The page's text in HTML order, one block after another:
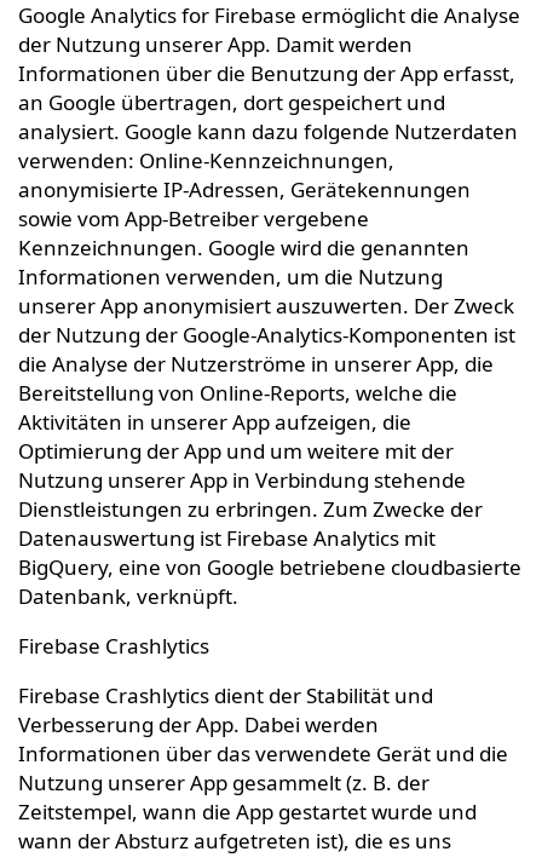
Google Analytics for Firebase ermöglicht die Analyse
der Nutzung unserer App. Damit werden
Informationen über die Benutzung der App erfasst,
an Google übertragen, dort gespeichert und
analysiert. Google kann dazu folgende Nutzerdaten
verwenden: Online-Kennzeichnungen,
anonymisierte IP-Adressen, Gerätekennungen
sowie vom App-Betreiber vergebene
Kennzeichnungen. Google wird die genannten
Informationen verwenden, um die Nutzung
unserer App anonymisiert auszuwerten. Der Zweck
der Nutzung der Google-Analytics-Komponenten ist
die Analyse der Nutzerströme in unserer App, die
Bereitstellung von Online-Reports, welche die
Aktivitäten in unserer App aufzeigen, die
Optimierung der App und um weitere mit der
Nutzung unserer App in Verbindung stehende
Dienstleistungen zu erbringen. Zum Zwecke der
Datenauswertung ist Firebase Analytics mit
BigQuery, eine von Google betriebene cloudbasierte
Datenbank, verknüpft.
Firebase Crashlytics
Firebase Crashlytics dient der Stabilität und
Verbesserung der App. Dabei werden
Informationen über das verwendete Gerät und die
Nutzung unserer App gesammelt (z. B. der
Zeitstempel, wann die App gestartet wurde und
wann der Absturz aufgetreten ist), die es uns